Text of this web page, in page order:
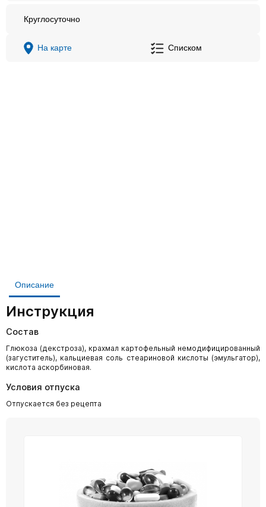
Круглосуточно
На карте Списком
Описание
Инструкция
Состав
Глюкоза (декстроза), крахмал картофельный немодифицированный
(загуститель), кальциевая соль стеариновой кислоты (эмульгатор),
кислота аскорбиновая.
Условия отпуска
Отпускается без рецепта